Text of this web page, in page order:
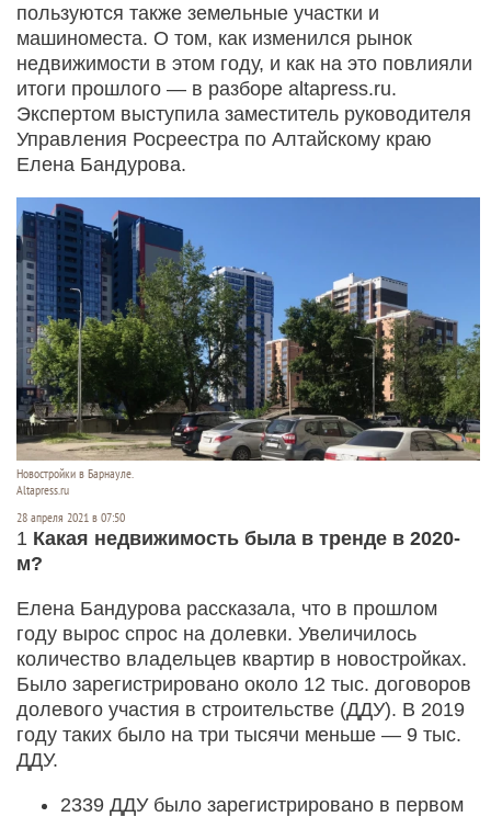
пользуются также земельные участки и
машиноместа. О том, как изменился рынок
недвижимости в этом году, и как на это повлияли
итоги прошлого — в разборе altapress.ru.
Экспертом выступила заместитель руководителя
Управления Росреестра по Алтайскому краю
Елена Бандурова.
Новостройки в Барнауле.
Altapress.ru
28 апреля 2021 в 07:50
1 Какая недвижимость была в тренде в 2020-
м?
Елена Бандурова рассказала, что в прошлом
году вырос спрос на долевки. Увеличилось
количество владельцев квартир в новостройках.
Было зарегистрировано около 12 тыс. договоров
долевого участия в строительстве (ДДУ). В 2019
году таких было на три тысячи меньше — 9 тыс.
ДДУ.
2339 ДДУ было зарегистрировано в первом